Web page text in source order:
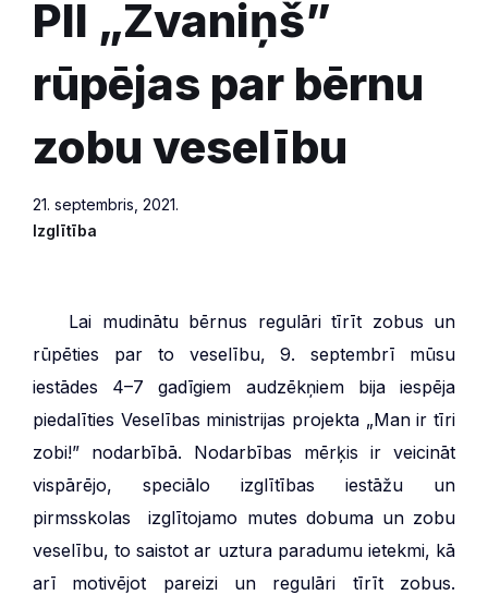
PII „Zvaniņš”
rūpējas par bērnu
zobu veselību
21. septembris, 2021.
Izglītība
Lai mudinātu bērnus regulāri tīrīt zobus un
rūpēties par to veselību, 9. septembrī mūsu
iestādes 4–7 gadīgiem audzēkņiem bija iespēja
piedalīties Veselības ministrijas projekta „Man ir tīri
zobi!” nodarbībā. Nodarbības mērķis ir veicināt
vispārējo, speciālo izglītības iestāžu un
pirmsskolas izglītojamo mutes dobuma un zobu
veselību, to saistot ar uztura paradumu ietekmi, kā
arī motivējot pareizi un regulāri tīrīt zobus.